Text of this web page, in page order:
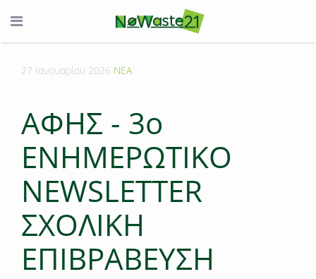
27 Ιανουαρίου 2026 ΝΕΑ
ΑΦΗΣ - 3o
ENHMEΡΩΤΙΚΟ
NEWSLETTER
ΣΧΟΛΙΚΗ
ΕΠΙΒΡΑΒΕΥΣΗ